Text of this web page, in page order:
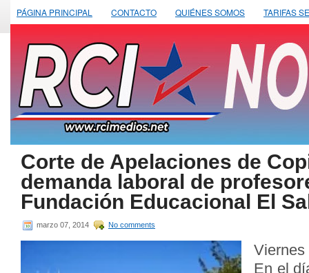
PÁGINA PRINCIPAL CONTACTO QUIÉNES SOMOS TARIFAS
Corte de Apelaciones de
demanda laboral de
Fundación Educacional El
marzo 07, 2014 No comments
En el